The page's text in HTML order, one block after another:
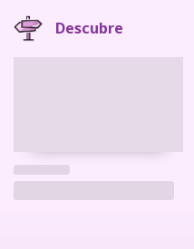
Descubre